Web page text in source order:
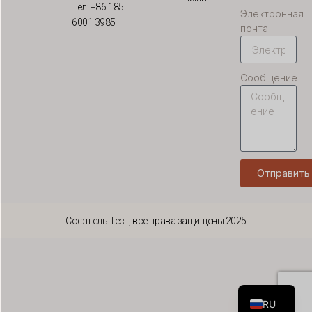
Тел: +86 185
6001 3985
Электронная
почта
Сообщение
Отправить
Софтгель Тест, все права защищены 2025
RU
DA
ET
FI
FR
HU